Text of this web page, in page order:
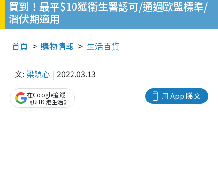
買到！最平$10獲衛生署認可/通過歐盟標準/
潛伏期適用
首頁 購物情報 生活百貨
文: 梁穎心 2022.03.13
用 App 睇文
在Google追蹤
《UHK 港生活》